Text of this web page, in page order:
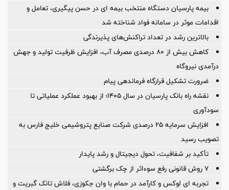
بیمه پارسیان دستگاه منتخب بیمه ای در حسن پیگیری، تعامل و
اقدامات موثر در سامانه فواد شناخته شد
بالاترین رشد در تعداد تراکنش‌های پذیرندگی
کاهش بیش از ۸۰ درصدی مصرف آب، افزایش ظرفیت تولید و جهش
درآمدی نیروگاه
ضرورت تشكیل قرارگاه فرماندهی پیام
نقشه راه بانک پارسیان در سال ۱۴۰۵؛ از بهبود عملکرد عملیاتی تا
سودآوری
افزایش سرمایه ۲۵ درصدی شرکت صنایع پتروشیمی خلیج فارس به
تصویب رسید
تأکید بر شفافیت، تحول دیجیتال و رشد پایدار
۷ روش قانونی رفع سوء‌اثر از چک برگشتی
تجربه ای لوکس و کارآمد در حمام با وان جکوزی، فلاش تانک گبریت و